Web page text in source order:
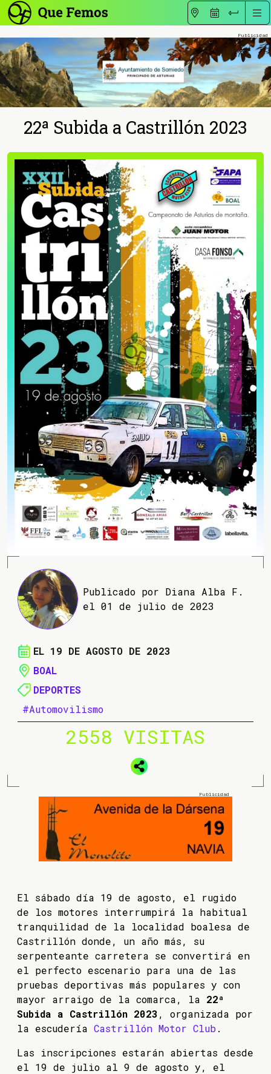
22ª Subida a Castrillón 2023
Publicado por Diana Alba F.
el 01 de julio de 2023
EL 19 DE AGOSTO DE 2023
BOAL
DEPORTES
#Automovilismo
2558 VISITAS
El sábado día 19 de agosto, el rugido
de los motores interrumpirá la habitual
tranquilidad de la localidad boalesa de
Castrillón donde, un año más, su
serpenteante carretera se convertirá en
el perfecto escenario para una de las
pruebas deportivas más populares y con
mayor arraigo de la comarca, la 22ª
Subida a Castrillón 2023, organizada por
la escudería Castrillón Motor Club.
Las inscripciones estarán abiertas desde
el 19 de julio al 9 de agosto y, el